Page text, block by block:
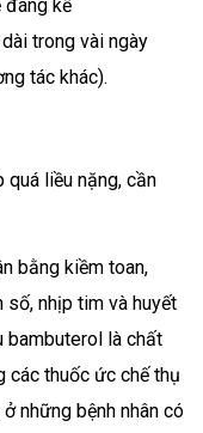
đáng kể
trong vài ngày
tác khác).
quá liều nặng, cần
bằng kiềm toan,
nhịp tim và huyết
bambuterol là chất
các thuốc ức chế thụ
những bệnh nhân có